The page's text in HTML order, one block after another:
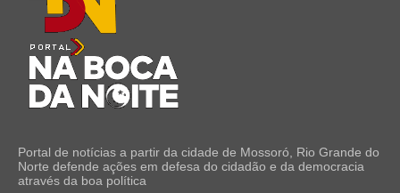
Portal de notícias a partir da cidade de Mossoró, Rio Grande do
Norte defende ações em defesa do cidadão e da democracia
através da boa política